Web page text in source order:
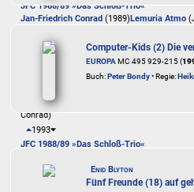
JFC 1988/89 »Das Schloß-Trio«
Jan-Friedrich Conrad (1989)Lemuria Atmo
JFC 1988/89 »Das Schloß-Trio«
Jan-Friedrich Conrad(1989) Lemuria, Nr. 1
Jan-Friedrich Conrad
Conrad)
JFC 1988/89 »Das Schloß-Trio«
JFC 1988/89 »Das Schloß-Trio«
Computer-Kids (2) Die
EUROPAMC 495 929-215 (
Buch:Peter Bondy• Regie:
1993
Enid Blyton
Fünf Freunde (18) auf